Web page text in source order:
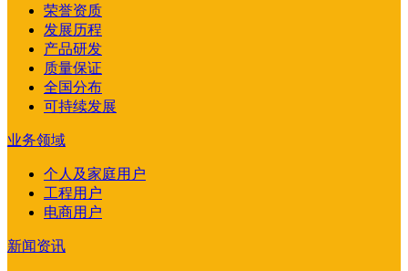
荣誉资质
发展历程
产品研发
质量保证
全国分布
可持续发展
业务领域
个人及家庭用户
工程用户
电商用户
新闻资讯